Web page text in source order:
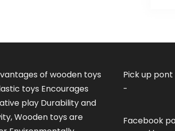
of wooden toys
toys Encourages
play Durability and
Wooden toys are
Pick up pont
-
Facebook